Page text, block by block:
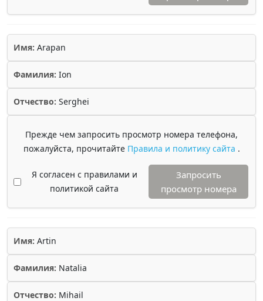
Имя: Arapan
Фамилия: Ion
Отчество: Serghei
Прежде чем запросить просмотр номера телефона,
пожалуйста, прочитайте Правила и политику сайта .
Я согласен с правилами и
политикой сайта
Запросить
просмотр номера
Имя: Artin
Фамилия: Natalia
Отчество: Mihail